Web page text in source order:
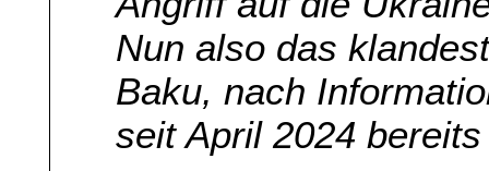
Nun also das
Baku, nach
seit April 2024